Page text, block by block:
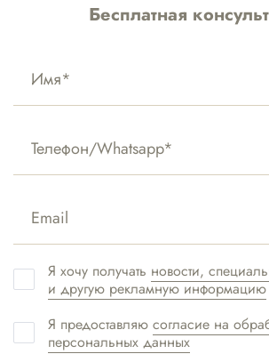
периорбитальной зоны в современной
Вернуться назад
Связаться с нами:
МОСКВА-
СИТИ
Хамовники
Бесплатная
Я хочу получать новости,
и другую рекламную информацию
Я предоставляю согласие на
персональных данных